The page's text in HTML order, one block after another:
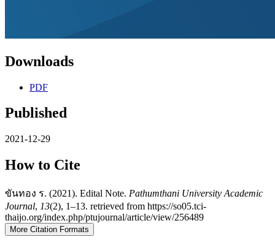
Downloads
PDF
Published
2021-12-29
How to Cite
ขันทอง ร. (2021). Edital Note. Pathumthani University Academic
Journal, 13(2), 1–13. retrieved from https://so05.tci-
thaijo.org/index.php/ptujournal/article/view/256489
More Citation Formats